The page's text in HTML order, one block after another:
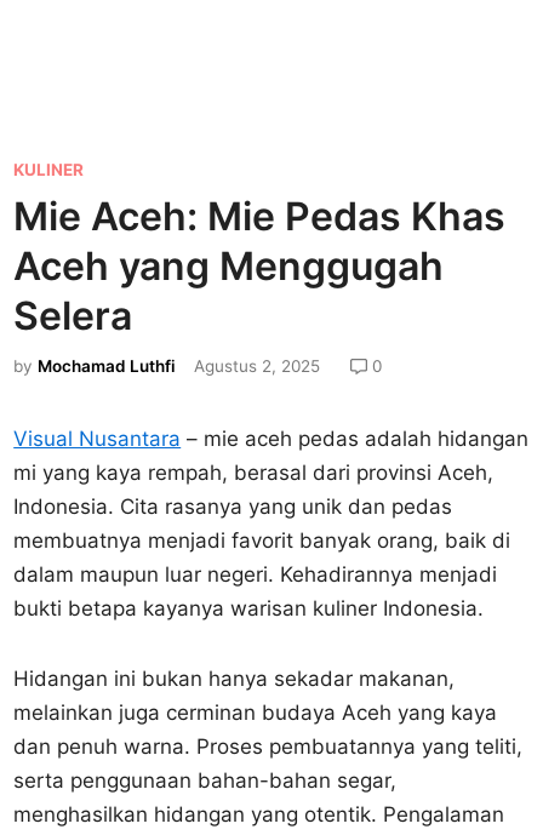
P
o
s
t
e
d
i
KULINER
Mie Aceh: Mie Pedas Khas
Aceh yang Menggugah
Selera
by Mochamad Luthfi Agustus 2, 2025 0
Visual Nusantara – mie aceh pedas adalah hidangan
mi yang kaya rempah, berasal dari provinsi Aceh,
Indonesia. Cita rasanya yang unik dan pedas
membuatnya menjadi favorit banyak orang, baik di
dalam maupun luar negeri. Kehadirannya menjadi
bukti betapa kayanya warisan kuliner Indonesia.
Hidangan ini bukan hanya sekadar makanan,
melainkan juga cerminan budaya Aceh yang kaya
dan penuh warna. Proses pembuatannya yang teliti,
serta penggunaan bahan-bahan segar,
menghasilkan hidangan yang otentik. Pengalaman